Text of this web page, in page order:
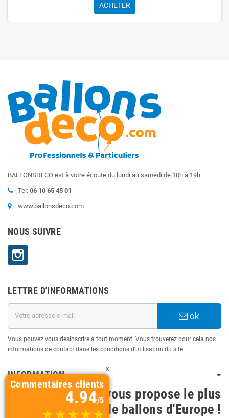
ACHETER
BALLONSDECO est à votre écoute du lundi au samedi de 10h à 19h
Tel: 06 10 65 45 01
www.ballonsdeco.com
NOUS SUIVRE
LETTRE D'INFORMATIONS
ok
Vous pouvez vous désinscrire à tout moment. Vous trouverez pour cela nos
informations de contact dans les conditions d'utilisation du site.
INFORMATION
BallonsDeco vous propose le plus
grand choix de ballons d'Europe !
X
Commentaires clients
4.94/5